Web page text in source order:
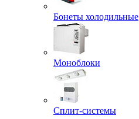
Бонеты холодильные
Моноблоки
Сплит-системы